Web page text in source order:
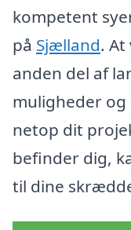
kompetent
på Sjælland.
anden del af
muligheder og
netop dit
befinder dig,
til dine